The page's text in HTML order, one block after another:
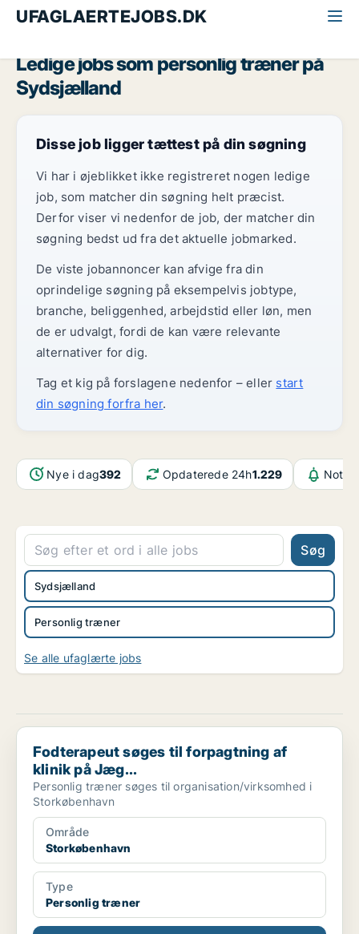
UFAGLAERTEJOBS.DK
Ledige jobs som personlig træner på
Sydsjælland
Disse job ligger tættest på din søgning
Vi har i øjeblikket ikke registreret nogen ledige
job, som matcher din søgning helt præcist.
Derfor viser vi nedenfor de job, der matcher din
søgning bedst ud fra det aktuelle jobmarked.
De viste jobannoncer kan afvige fra din
oprindelige søgning på eksempelvis jobtype,
branche, beliggenhed, arbejdstid eller løn, men
de er udvalgt, fordi de kan være relevante
alternativer for dig.
Tag et kig på forslagene nedenfor – eller start
din søgning forfra her.
Nye i dag392 Opdaterede 24h1.229
Søg
Personlig træner
Sydsjælland
Se alle ufaglærte jobs
Fodterapeut søges til forpagtning af klinik på Jæg...
Fodterapeut søges til forpagtning af
klinik på Jæg...
Personlig træner søges til organisation/virksomhed i
Storkøbenhavn
Område
Storkøbenhavn
Type
Personlig træner